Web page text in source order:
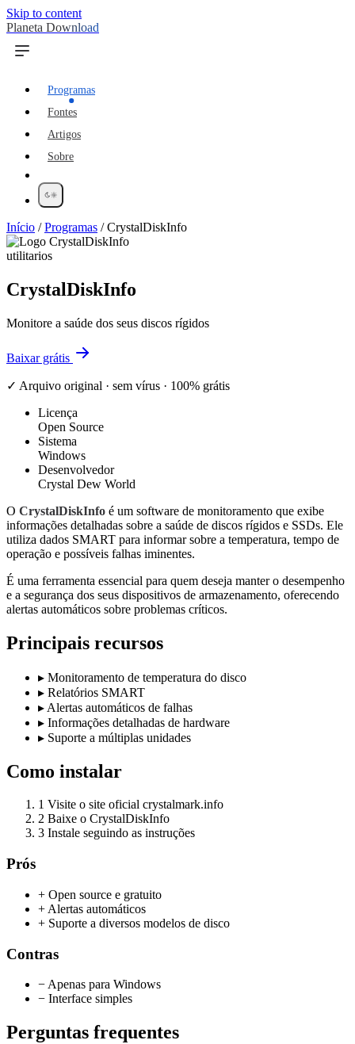
Skip to content
Planeta Download
Programas
Fontes
Artigos
Sobre
Início /Programas /CrystalDiskInfo
utilitarios
CrystalDiskInfo
Monitore a saúde dos seus discos rígidos
Baixar grátis
✓ Arquivo original · sem vírus · 100% grátis
Licença
Open Source
Sistema
Windows
Desenvolvedor
Crystal Dew World
O CrystalDiskInfo é um software de monitoramento que exibe
informações detalhadas sobre a saúde de discos rígidos e SSDs. Ele
utiliza dados SMART para informar sobre a temperatura, tempo de
operação e possíveis falhas iminentes.
É uma ferramenta essencial para quem deseja manter o desempenho
e a segurança dos seus dispositivos de armazenamento, oferecendo
alertas automáticos sobre problemas críticos.
Principais recursos
▸ Monitoramento de temperatura do disco
▸ Relatórios SMART
▸ Alertas automáticos de falhas
▸ Informações detalhadas de hardware
▸ Suporte a múltiplas unidades
Como instalar
1 Visite o site oficial crystalmark.info
2 Baixe o CrystalDiskInfo
3 Instale seguindo as instruções
Prós
+ Open source e gratuito
+ Alertas automáticos
+ Suporte a diversos modelos de disco
Contras
− Apenas para Windows
− Interface simples
Perguntas frequentes